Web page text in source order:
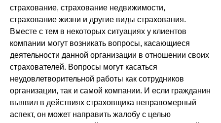
страхование, страхование недвижимости,
страхование жизни и другие виды страхования.
Вместе с тем в некоторых ситуациях у клиентов
компании могут возникать вопросы, касающиеся
деятельности данной организации в отношении своих
страхователей. Вопросы могут касаться
неудовлетворительной работы как сотрудников
организации, так и самой компании. И если гражданин
выявил в действиях страховщика неправомерный
аспект, он может направить жалобу с целью